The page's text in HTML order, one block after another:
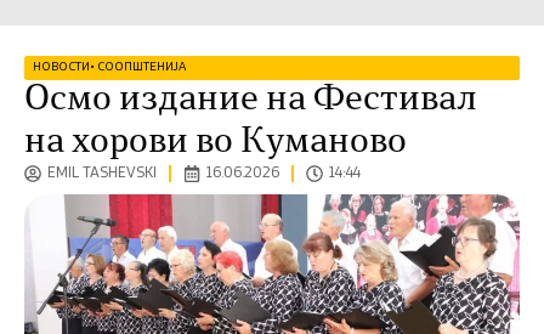
НОВОСТИ • СООПШТЕНИЈА
Осмо издание на Фестивал
на хорови во Куманово
EMIL TASHEVSKI 16.06.2026 14:44